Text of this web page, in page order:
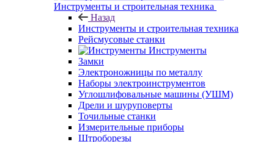
Инструменты и строительная техника
Назад
Инструменты и строительная техника
Рейсмусовые станки
Инструменты
Замки
Электроножницы по металлу
Наборы электроинструментов
Углошлифовальные машины (УШМ)
Дрели и шуруповерты
Точильные станки
Измерительные приборы
Штроборезы